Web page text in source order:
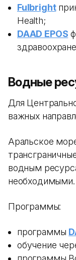
Fulbright
Health;
DAAD EPOS
Водные
Для
важных
Аральское
водным
необходимыми.
Программы:
программы
обучение